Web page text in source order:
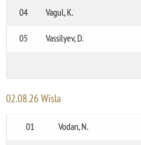
04 Vagul, K.
05 Vassilyev, D.
02.08.26 Wisla
01
Vodan, N.